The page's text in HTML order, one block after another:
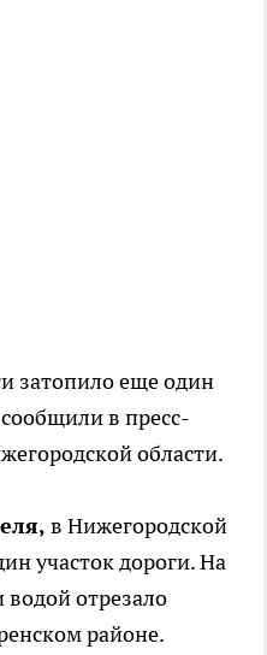
затопило еще один
в пресс-
области.
в Нижегородской
участок дороги. На
водой отрезало
районе.